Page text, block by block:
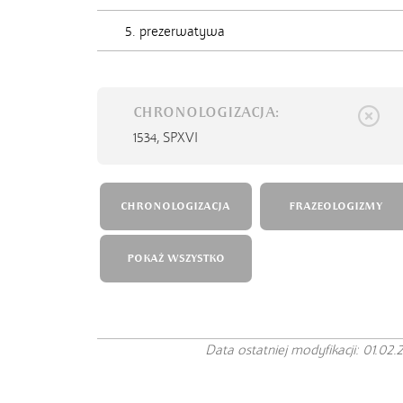
5. prezerwatywa
CHRONOLOGIZACJA:
1534, SPXVI
CHRONOLOGIZACJA FRAZEOLOGIZMY
POKAŻ WSZYSTKO
Data ostatniej modyfikacji: